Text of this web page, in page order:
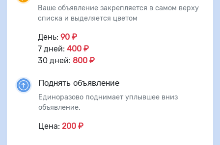
Ваше объявление закрепляется в самом верху
списка и выделяется цветом
День: 90 ₽
7 дней: 400 ₽
30 дней: 800 ₽
Поднять объявление
Единоразово поднимает уплывшее вниз
объявление.
Цена: 200 ₽